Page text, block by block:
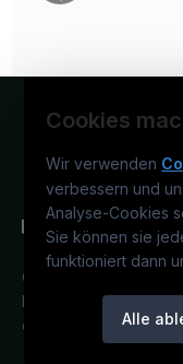
Cookies
Wir verwenden
verbessern und
Analyse-Cookies
Sie können sie
funktioniert dann
Alle
Österreichs
Karriereportal.Ein
candidatis GmbH.